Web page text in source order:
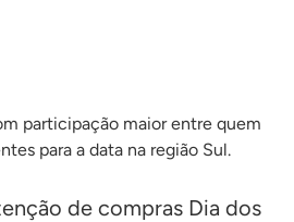
de compras Dia dos